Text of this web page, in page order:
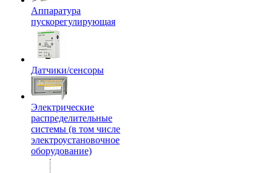
Аппаратура
пускорегулирующая
Датчики/сенсоры
Электрические
распределительные
системы (в том числе
электроустановочное
оборудование)